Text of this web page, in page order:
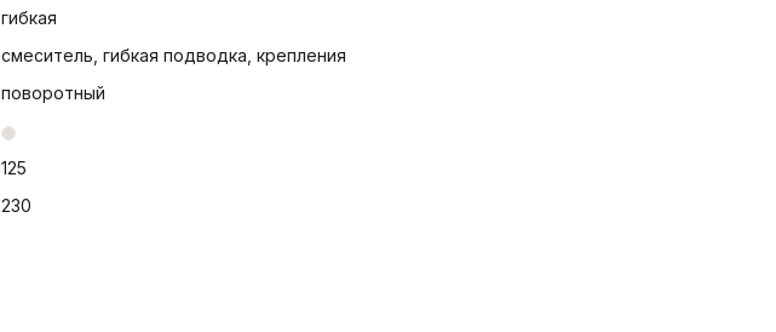
гибкая
смеситель, гибкая подводка, крепления
поворотный
125
230